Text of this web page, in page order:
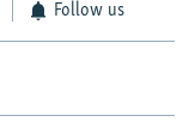
Follow us